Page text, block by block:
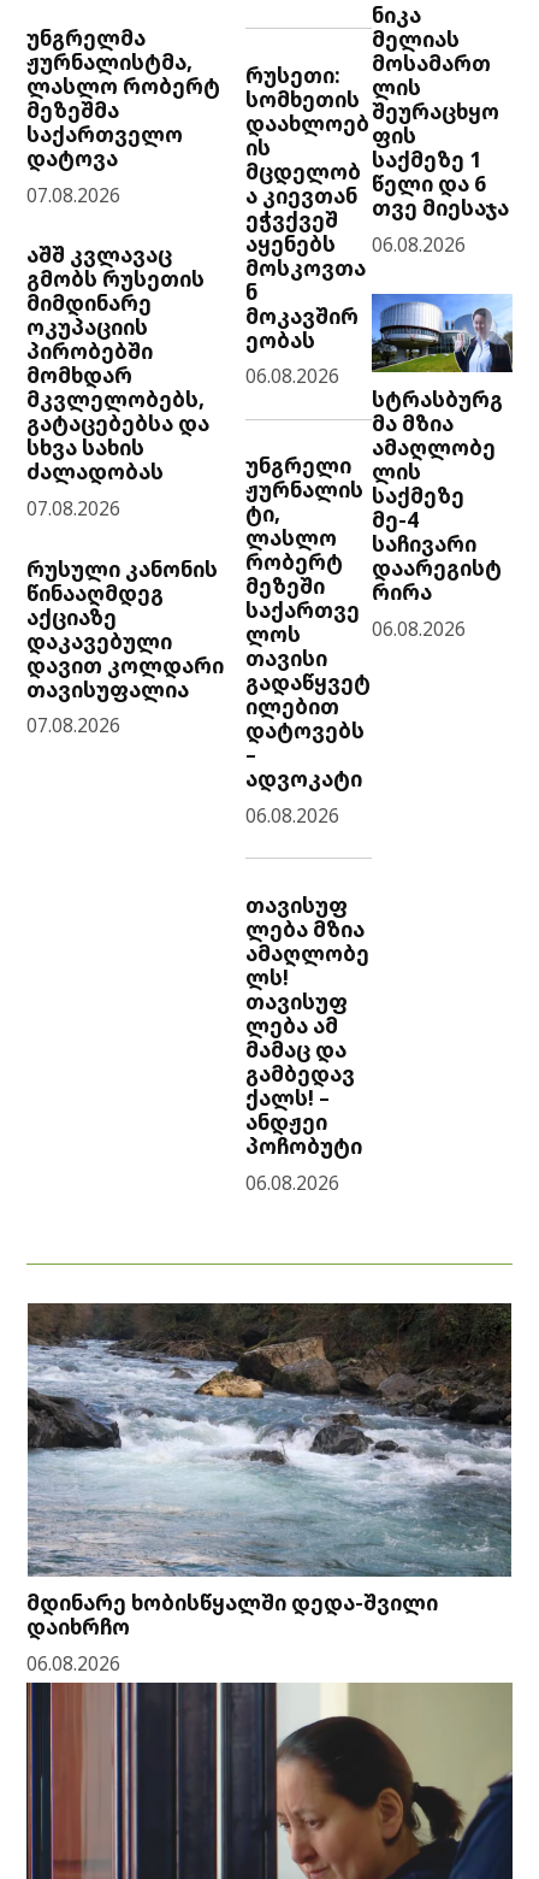
უნგრელმა
ჟურნალისტმა,
ლასლო რობერტ
მეზეშმა
საქართველო
დატოვა
07.08.2026
აშშ კვლავაც
გმობს რუსეთის
მიმდინარე
ოკუპაციის
პირობებში
მომხდარ
მკვლელობებს,
გატაცებებსა და
სხვა სახის
ძალადობას
07.08.2026
რუსული კანონის
წინააღმდეგ
აქციაზე
დაკავებული
დავით კოლდარი
თავისუფალია
07.08.2026
რუსეთი:
სომხეთის
დაახლოებ
ის
მცდელობ
ა კიევთან
ეჭვქვეშ
აყენებს
მოსკოვთა
ნ
მოკავშირ
ეობას
06.08.2026
უნგრელი
ჟურნალის
ტი,
ლასლო
რობერტ
მეზეში
საქართვე
ლოს
თავისი
გადაწყვეტ
ილებით
დატოვებს
–
ადვოკატი
06.08.2026
თავისუფ
ლება მზია
ამაღლობე
ლს!
თავისუფ
ლება ამ
მამაც და
გამბედავ
ქალს! –
ანდჟეი
პოჩობუტი
06.08.2026
ნიკა
მელიას
მოსამართ
ლის
შეურაცხყო
ფის
საქმეზე 1
წელი და 6
თვე მიესაჯა
06.08.2026
სტრასბურგ
მა მზია
ამაღლობე
ლის
საქმეზე
მე-4
საჩივარი
დაარეგისტ
რირა
06.08.2026
მდინარე ხობისწყალში დედა-შვილი
დაიხრჩო
06.08.2026